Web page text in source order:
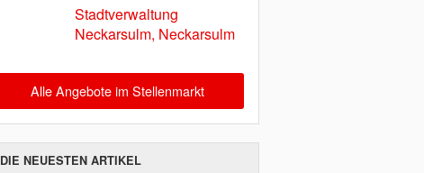
Stadtverwaltung
Neckarsulm, Neckarsulm
Alle Angebote im Stellenmarkt
DIE NEUESTEN ARTIKEL